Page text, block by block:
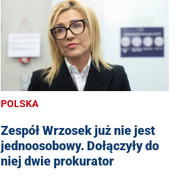
POLSKA
Zespół Wrzosek już nie jest
jednoosobowy. Dołączyły do
niej dwie prokurator